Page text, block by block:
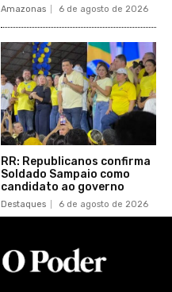
Amazonas 6 de agosto de 2026
RR: Republicanos confirma
Soldado Sampaio como
candidato ao governo
Destaques 6 de agosto de 2026